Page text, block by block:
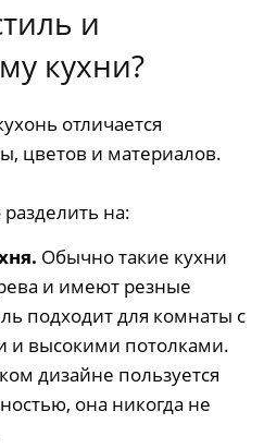
и
кухни?
отличается
цветов и материалов.
на:
Обычно такие кухни
и имеют резные
подходит для комнаты с
высокими потолками.
дизайне пользуется
она никогда не